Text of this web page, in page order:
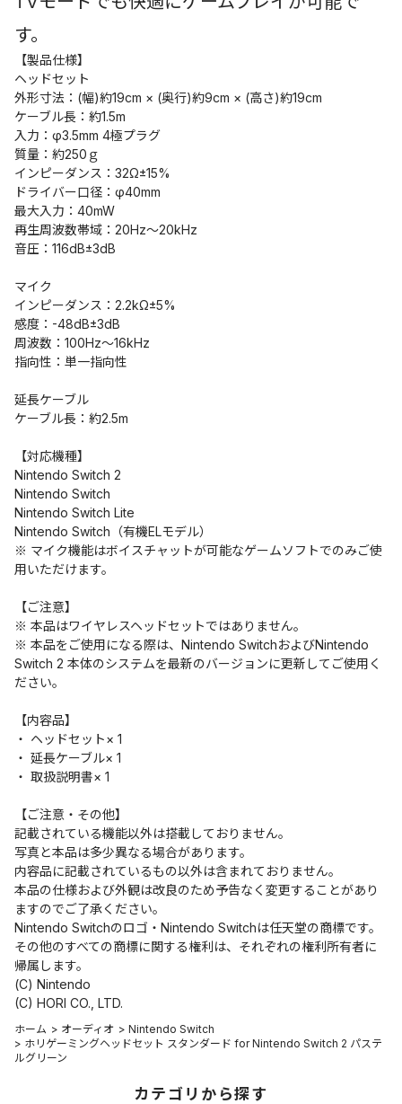
す。
【製品仕様】
ヘッドセット
外形寸法：(幅)約19cm × (奥行)約9cm × (高さ)約19cm
ケーブル長：約1.5m
入力：φ3.5mm 4極プラグ
質量：約250ｇ
インピーダンス：32Ω±15%
ドライバー口径：φ40mm
最大入力：40mW
再生周波数帯域：20Hz～20kHz
音圧：116dB±3dB
マイク
インピーダンス：2.2kΩ±5%
感度：-48dB±3dB
周波数：100Hz～16kHz
指向性：単一指向性
延長ケーブル
ケーブル長：約2.5m
【対応機種】
Nintendo Switch 2
Nintendo Switch
Nintendo Switch Lite
Nintendo Switch（有機ELモデル）
※ マイク機能はボイスチャットが可能なゲームソフトでのみご使
用いただけます。
【ご注意】
※ 本品はワイヤレスヘッドセットではありません。
※ 本品をご使用になる際は、Nintendo SwitchおよびNintendo
Switch 2 本体のシステムを最新のバージョンに更新してご使用く
ださい。
【内容品】
・ ヘッドセット× 1
・ 延長ケーブル× 1
・ 取扱説明書× 1
【ご注意・その他】
記載されている機能以外は搭載しておりません。
写真と本品は多少異なる場合があります。
内容品に記載されているもの以外は含まれておりません。
本品の仕様および外観は改良のため予告なく変更することがあり
ますのでご了承ください。
Nintendo Switchのロゴ・Nintendo Switchは任天堂の商標です。
その他のすべての商標に関する権利は、それぞれの権利所有者に
帰属します。
(C) Nintendo
(C) HORI CO., LTD.
ホーム > オーディオ > Nintendo Switch
> ホリゲーミングヘッドセット スタンダード for Nintendo Switch 2 パステ
ルグリーン
カテゴリから探す